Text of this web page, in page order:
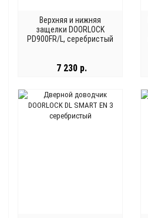
Верхняя и нижняя
защелки DOORLOCK
PD900FR/L, серебристый
7 230 р.